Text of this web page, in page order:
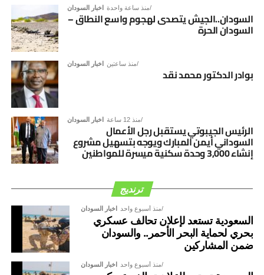
خاصة دور التعليم والعلاج؟
اللهم إني قد بلغت، اللهم فاشهد.
الأفريقية ونقطة انطلاق لاستثماراتها القادمة، مثمناً الدعم
الرئاسي والبيئة الاستثمارية الجاذبة التي توفرها الدولة.
اخبار السودان منذ ساعة واحدة
السودان..الجيش يتصدى لهجوم واسع النطاق –
السودان الحرة
اخبار السودان منذ ساعتين
بوادر الدكتور محمد نقد
اخبار السودان منذ 12 ساعة
الرئيس الجيبوتي يستقبل رجل الأعمال
السوداني أيمن المبارك ويوجه بتسهيل مشروع
إنشاء 3,000 وحدة سكنية ميسرة للمواطنين
ترنديج
اخبار السودان منذ أسبوع واحد
السعودية تستعد لإعلان تحالف عسكري
بحري لحماية البحر الأحمر.. والسودان
ضمن المشاركين
اخبار السودان منذ أسبوع واحد